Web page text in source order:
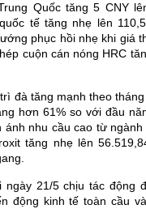
Quốc tăng 5 CNY
tế tăng nhẹ lên
phục hồi nhẹ khi giá
cuộn cán nóng HRC
đà tăng mạnh theo
hơn 61% so với đầu
nhu cầu cao từ ngành
tăng nhẹ lên
21/5 chịu tác động
động kinh tế toàn cầu